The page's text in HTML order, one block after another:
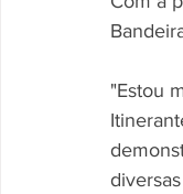
"Estou